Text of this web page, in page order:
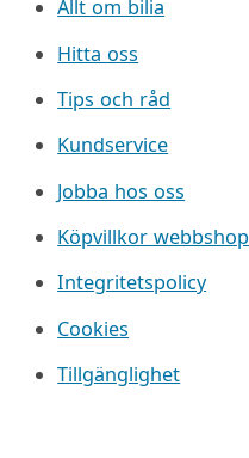
Allt om bilia
Hitta oss
Tips och råd
Kundservice
Jobba hos oss
Köpvillkor webbshop
Integritetspolicy
Cookies
Tillgänglighet